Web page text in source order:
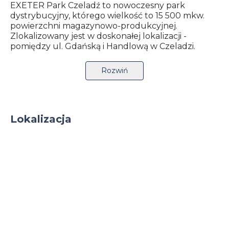
EXETER Park Czeladź to nowoczesny park
dystrybucyjny, którego wielkość to 15 500 mkw.
powierzchni magazynowo-produkcyjnej.
Zlokalizowany jest w doskonałej lokalizacji -
pomiędzy ul. Gdańską i Handlową w Czeladzi.
dróg krajowych nr 94 (Wrocław-Kraków) i nr 86
(Katowice-Łódź). Autostrada A4 położona jest w
Wielką zaletą jest możliwość dojazdu do parku
komunikacją publiczną.
Rozwiń
Lokalizacja